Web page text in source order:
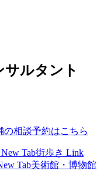
ルタント
の相談予約はこちら
Tab街歩き Link
Tab美術館・博物館